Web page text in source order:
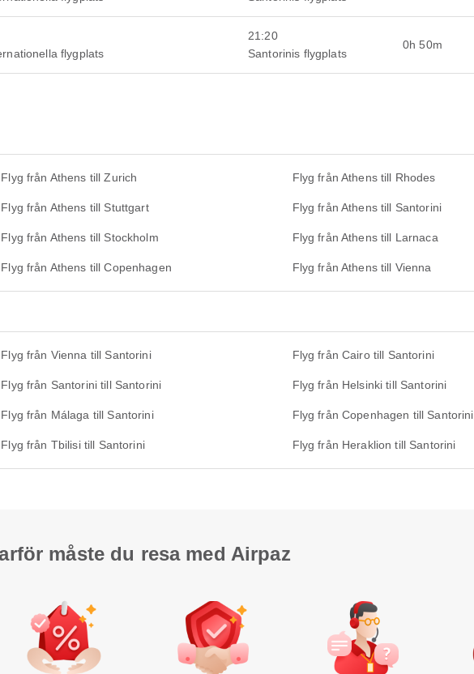
flygplats
21:20
Santorinis flygplats
0h 50m
Flyg från Athens till Zurich Flyg från Athens till Rhodes
Flyg från Athens till Stuttgart Flyg från Athens till Santorini
Flyg från Athens till Stockholm Flyg från Athens till Larnaca
Flyg från Athens till Copenhagen Flyg från Athens till Vienna
Flyg från Vienna till Santorini Flyg från Cairo till Santorini
Flyg från Santorini till Santorini Flyg från Helsinki till Santorini
Flyg från Málaga till Santorini Flyg från Copenhagen till Santorini
Flyg från Tbilisi till Santorini Flyg från Heraklion till Santorini
måste du resa med Airpaz